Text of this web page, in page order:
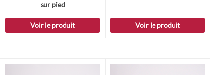
sur pied
Voir le produit Voir le produit